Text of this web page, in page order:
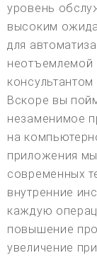
уровень
высоким
для
неотъемлемой
Вскоре вы
незаменимое
на
приложения
современных
внутренние
каждую
повышение
увеличение